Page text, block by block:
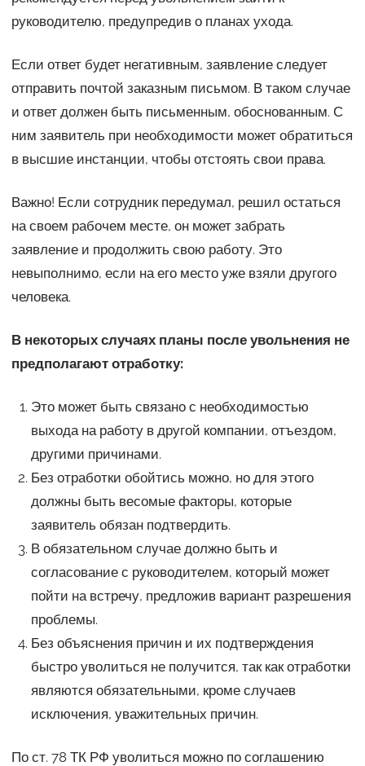
руководителю, предупредив о планах ухода.
Если ответ будет негативным, заявление следует
отправить почтой заказным письмом. В таком случае
и ответ должен быть письменным, обоснованным. С
ним заявитель при необходимости может обратиться
в высшие инстанции, чтобы отстоять свои права.
Важно! Если сотрудник передумал, решил остаться
на своем рабочем месте, он может забрать
заявление и продолжить свою работу. Это
невыполнимо, если на его место уже взяли другого
человека.
В некоторых случаях планы после увольнения не
предполагают отработку:
Это может быть связано с необходимостью
выхода на работу в другой компании, отъездом,
другими причинами.
Без отработки обойтись можно, но для этого
должны быть весомые факторы, которые
заявитель обязан подтвердить.
В обязательном случае должно быть и
согласование с руководителем, который может
пойти на встречу, предложив вариант разрешения
проблемы.
Без объяснения причин и их подтверждения
быстро уволиться не получится, так как отработки
являются обязательными, кроме случаев
исключения, уважительных причин.
По ст. 78 ТК РФ уволиться можно по соглашению